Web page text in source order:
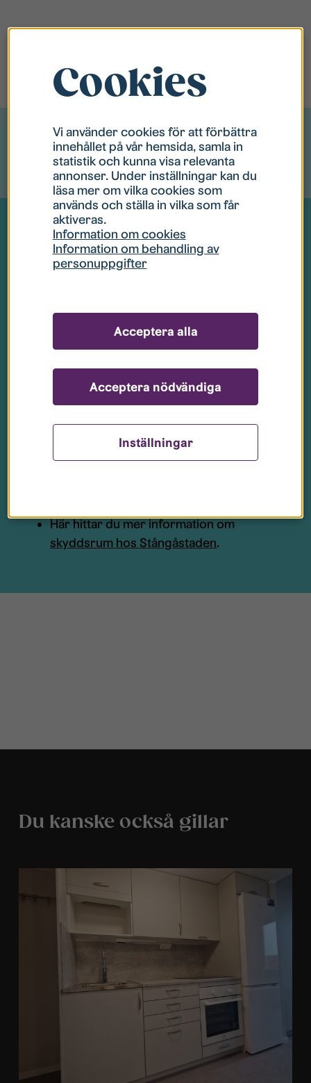
Bra att veta
Alla skyddsrum är öppna för alla och du
använder det skyddsrum som du är
byggnader, såsom bostadshus och
industrifastigheter, och är utmärkta med
Sverige är ett av världens skyddsrums-
tätaste länder.
msb.se/skyddsrumskarta
Här hittar du mer information om
skyddsrum hos Stångåstaden.
Du kanske också gillar
Cookies
Vi använder cookies för att förbättra
innehållet på vår hemsida, samla in
statistik och kunna visa relevanta
annonser. Under inställningar kan du
läsa mer om vilka cookies som
används och ställa in vilka som får
aktiveras.
Information om cookies
Information om behandling av
personuppgifter
Inställningar
Acceptera nödvändiga
Acceptera alla